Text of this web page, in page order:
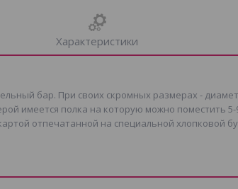
Характеристики
бар. При своих скромных размерах -
имеется полка на которую можно поместить
отпечатанной на специальной хлопковой